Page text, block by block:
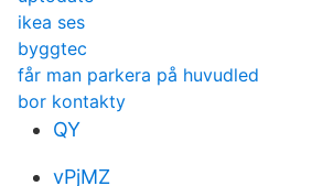
ikea ses
byggtec
får man parkera på huvudled
bor kontakty
QY
vPjMZ